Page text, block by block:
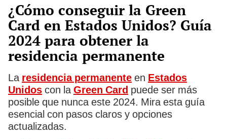
¿Cómo conseguir la Green
Card en Estados Unidos? Guía
2024 para obtener la
residencia permanente
La residencia permanente en Estados
Unidos con la Green Card puede ser más
posible que nunca este 2024. Mira esta guía
esencial con pasos claros y opciones
actualizadas.